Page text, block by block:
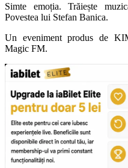
Simte emoția. Trăiește
Povestea lui Stefan Banica.
Un eveniment produs de
Magic FM.